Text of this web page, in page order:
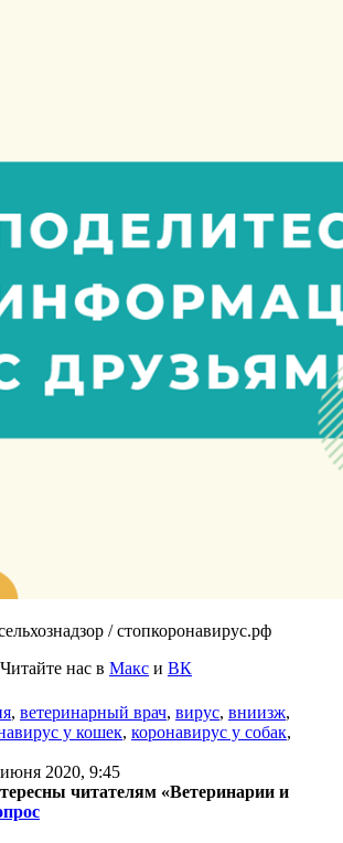
/ стопкоронавирус.рф
Читайте нас в Макс и ВК
, ветеринарный врач, вирус, вниизж,
у кошек, коронавирус у собак,
2020, 9:45
читателям «Ветеринарии и